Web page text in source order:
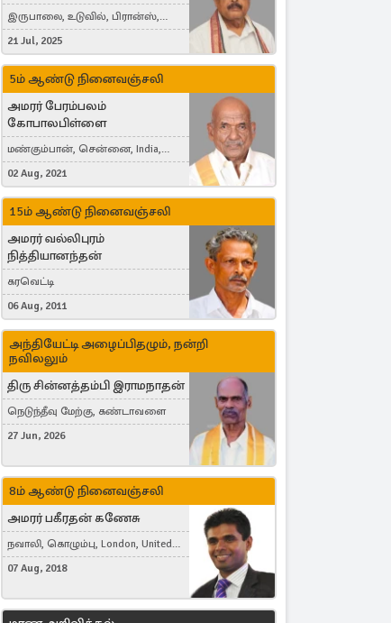
இருபாலை, உடுவில், பிரான்ஸ்,
France
21 Jul, 2025
5ம் ஆண்டு நினைவஞ்சலி
அமரர் பேரம்பலம்
கோபாலபிள்ளை
மண்கும்பான், சென்னை, India,
Cergy, France
02 Aug, 2021
15ம் ஆண்டு நினைவஞ்சலி
அமரர் வல்லிபுரம்
நித்தியானந்தன்
கரவெட்டி
06 Aug, 2011
அந்தியேட்டி அழைப்பிதழும், நன்றி
நவிலலும்
திரு சின்னத்தம்பி இராமநாதன்
நெடுந்தீவு மேற்கு, கண்டாவளை
27 Jun, 2026
8ம் ஆண்டு நினைவஞ்சலி
அமரர் பகீரதன் கணேசு
நவாலி, கொழும்பு, London, United
Kingdom
07 Aug, 2018